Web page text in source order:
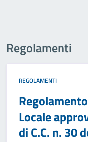
Regolamenti
REGOLAMENTI
Locale
di C.C. n. 30